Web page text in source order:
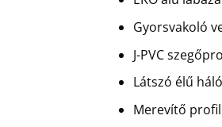
Gyorsvakoló
J-PVC
Látszó élű
Merevítő profil